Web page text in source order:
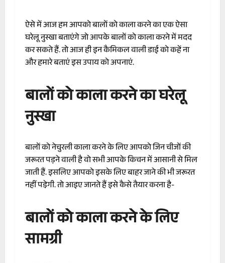
ऐसे में आज हम आपको बालों को काला करने का एक ऐसा
घरेलू नुस्खा बताएंगे जो आपके बालों को काला करने में मदद
कर सकते हैं. तो आज ही इन कैमिकल वाली डाई को कहें ना
और हमारे बताएं इस उपाय को अपनाएं.
बालों को काला करने का घरेलू
नुस्खा
बालों को नेचुरली काला करने के लिए आपको जिन चीजों की
जरूरत पड़ने वाली है वो सभी आपके किचन में आसानी से मिल
जाती हैं. इसलिए आपको इसके लिए बाहर जाने की भी जरूरत
नहीं पडे़गी. तो आइए जानते हैं इसे कैसे तैयार करना है-
बालों को काला करने के लिए
सामग्री